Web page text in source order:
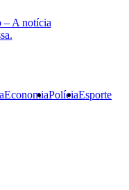
EconomiaPolíciaEsporte